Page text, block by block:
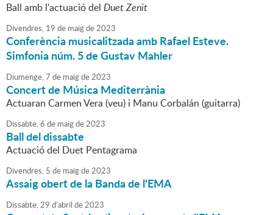
Ball amb l'actuació del Duet Zenit
Divendres, 19 de maigde2023
Conferència musicalitzada amb Rafael Esteve.
Simfonia núm. 5 de Gustav Mahler
Diumenge,7 de maigde2023
Concert de Música Mediterrània
Actuaran Carmen Vera (veu) i Manu Corbalán (guitarra)
Dissabte,6 de maigde2023
Ball del dissabte
Actuació del Duet Pentagrama
Divendres, 5 de maigde2023
Assaig obert de la Banda de l'EMA
Dissabte,29 d'abril de2023